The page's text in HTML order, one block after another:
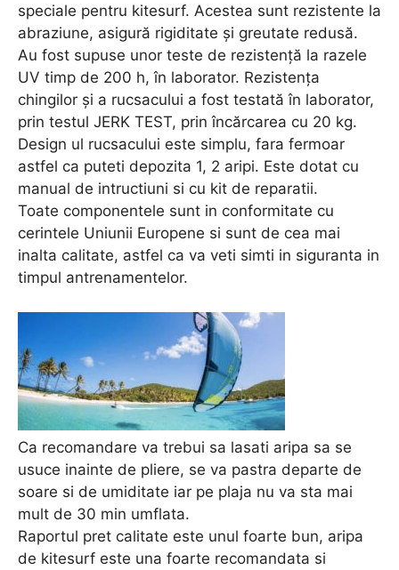
speciale pentru kitesurf. Acestea sunt rezistente la
abraziune, asigură rigiditate și greutate redusă.
Au fost supuse unor teste de rezistență la razele
UV timp de 200 h, în laborator. Rezistența
chingilor și a rucsacului a fost testată în laborator,
prin testul JERK TEST, prin încărcarea cu 20 kg.
Design ul rucsacului este simplu, fara fermoar
astfel ca puteti depozita 1, 2 aripi. Este dotat cu
manual de intructiuni si cu kit de reparatii.
Toate componentele sunt in conformitate cu
cerintele Uniunii Europene si sunt de cea mai
inalta calitate, astfel ca va veti simti in siguranta in
timpul antrenamentelor.
Ca recomandare va trebui sa lasati aripa sa se
usuce inainte de pliere, se va pastra departe de
soare si de umiditate iar pe plaja nu va sta mai
mult de 30 min umflata.
Raportul pret calitate este unul foarte bun, aripa
de kitesurf este una foarte recomandata si